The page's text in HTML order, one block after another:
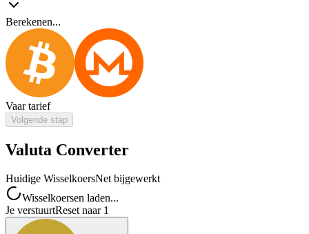
Berekenen...
Vaar tarief
Volgende stap
Valuta Converter
Huidige WisselkoersNet bijgewerkt
Wisselkoersen laden...
Je verstuurtReset naar 1